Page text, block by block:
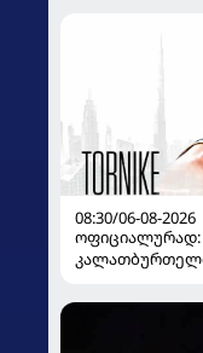
08:30/06-08-2026
ოფიციალურად: